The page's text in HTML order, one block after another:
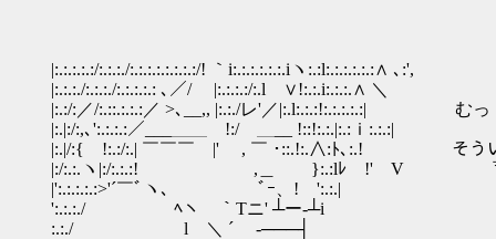
|:.:.:.:.:/:.:.:./:.:.:.:.:.:.:.:/! ｀i:.:.:.:.:.:.iヽ:.:l:.:.:.:.:.:∧ ､:',
|:.:.:./:.:.:./:.:.:.:.: ､／/ |:.:.:.:/:.l ∨!:.:.i:.:.:.∧ ＼
|:.:/:／/:.::.:.:.:／ >､__,, |:.:./レ'／|:.l:.:.:!:.:.:.:.:| むっ
|:.|:/:,､':.:.:.:／___＿＿ !:/ ＿__ !::!:.:.|:.:ｉ:.:.:|
|:.|/:{ !:.:/:.| ￣￣￣ |' , ￣ ･::.!:.∧:ﾄ､:.! そういう
|:/:.:.ヽ|:/:.:.:! ,＿ }:.:lﾚ !' V 育ちす
|':.:.:.:.:>'´￣ﾞヽ､ ﾞｰ、! ':.:.|
':.:.:./ ﾍヽ ｀Tニ' ┴ー‐┴i
:.:./ l ＼ ´ -───┤